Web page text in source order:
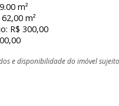
m²
m²
R$ 300,00
e disponibilidade do imóvel